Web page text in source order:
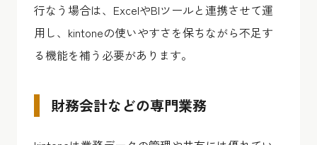
行なう場合は、ExcelやBIツールと連携させて運
用し、kintoneの使いやすさを保ちながら不足す
る機能を補う必要があります。
財務会計などの専門業務